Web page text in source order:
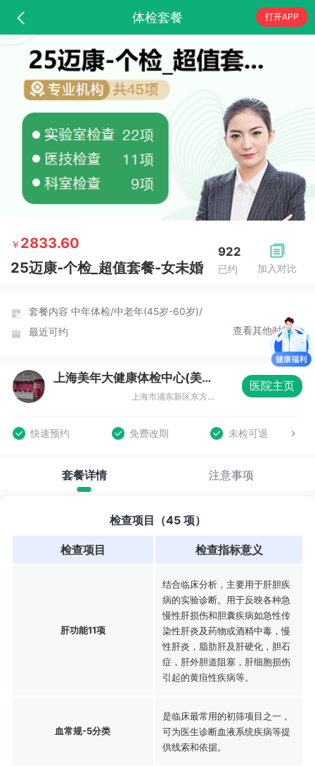
体检套餐 打开APP
加入对比
922
已约
￥ 2833.60
25迈康-个检_超值套餐-女未婚
套餐内容 中年体检/中老年(45岁-60岁)/
最近可约
查看其他时间
上海美年大健康体检中心(美东分院)
上海市浦东新区东方路836号齐鲁大厦3楼整层
医院主页
快速预约 免费改期 未检可退
套餐详情 注意事项
检查项目（45 项）
检查项目 检查指标意义
肝功能11项
结合临床分析，主要用于肝胆疾
病的实验诊断。用于反映各种急
慢性肝损伤和胆囊疾病如急性传
染性肝炎及药物或酒精中毒，慢
性肝炎，脂肪肝及肝硬化，胆石
症，肝外胆道阻塞，肝细胞损伤
引起的黄疸性疾病等。
血常规-5分类
是临床最常用的初筛项目之一，
可为医生诊断血液系统疾病等提
供线索和依据。